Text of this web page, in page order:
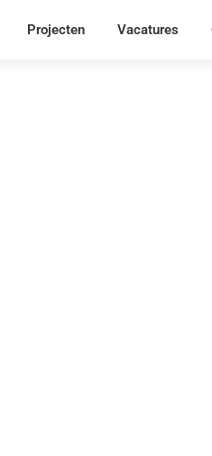
Projecten Vacatures